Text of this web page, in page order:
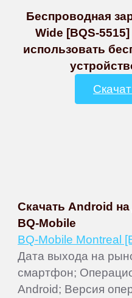
Беспроводная
Wide [BQS-
использовать
Скачать Android
BQ-Mobile
BQ-Mobile Montreal
Дата выхода на
смартфон;
Android; Версия